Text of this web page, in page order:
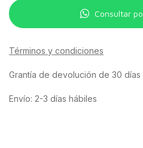
Consultar
Términos y condiciones
Grantía de devolución de 30 días
Envío: 2-3 días hábiles